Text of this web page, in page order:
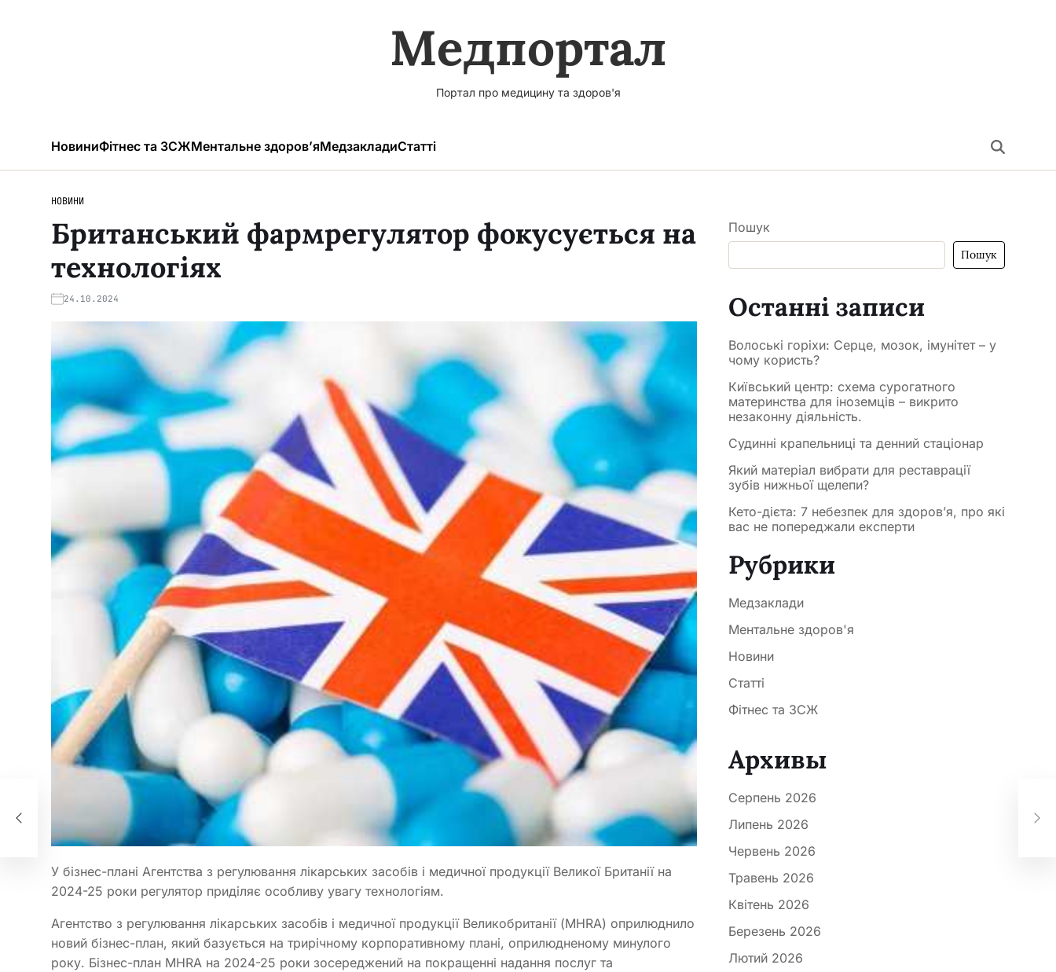
Медпортал
Портал про медицину та здоров'я
НовиниФітнес та ЗСЖМентальне здоров’яМедзакладиСтатті
НОВИНИ
Британський фармрегулятор фокусується на
технологіях
24.10.2024
У бізнес-плані Агентства з регулювання лікарських засобів і медичної продукції Великої Британії на
2024-25 роки регулятор приділяє особливу увагу технологіям.
Агентство з регулювання лікарських засобів і медичної продукції Великобританії (MHRA) оприлюднило
новий бізнес-план, який базується на трирічному корпоративному плані, оприлюдненому минулого
року. Бізнес-план MHRA на 2024-25 роки зосереджений на покращенні надання послуг та
Пошук
Пошук
Останні записи
Волоські горіхи: Серце, мозок, імунітет – у
чому користь?
Київський центр: схема сурогатного
материнства для іноземців – викрито
незаконну діяльність.
Судинні крапельниці та денний стаціонар
Який матеріал вибрати для реставрації
зубів нижньої щелепи?
Кето-дієта: 7 небезпек для здоров’я, про які
вас не попереджали експерти
Рубрики
Медзаклади
Ментальне здоров'я
Новини
Статті
Фітнес та ЗСЖ
Архивы
Серпень 2026
Липень 2026
Червень 2026
Травень 2026
Квітень 2026
Березень 2026
Лютий 2026